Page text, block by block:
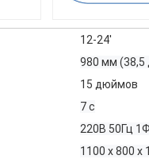
12-24'
980 мм
15 дюймов
7 с
220В 50Гц
1100 х 800 х